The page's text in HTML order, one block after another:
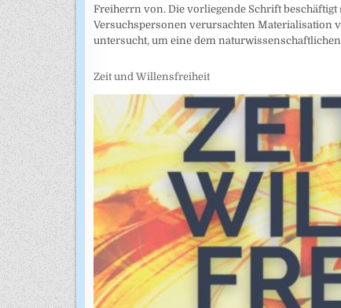
Freiherrn von. Die vorliegende Schrift
Versuchspersonen verursachten Materialisation
untersucht, um eine dem
Zeit und Willensfreiheit